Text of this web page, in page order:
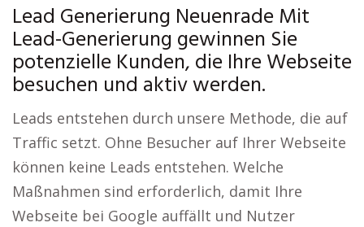
Lead Generierung Neuenrade Mit
Lead-Generierung gewinnen Sie
potenzielle Kunden, die Ihre Webseite
besuchen und aktiv werden.
Leads entstehen durch unsere Methode, die auf
Traffic setzt. Ohne Besucher auf Ihrer Webseite
können keine Leads entstehen. Welche
Maßnahmen sind erforderlich, damit Ihre
Webseite bei Google auffällt und Nutzer